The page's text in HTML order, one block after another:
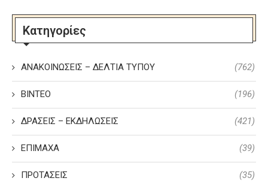
Κατηγορίες
ΑΝΑΚΟΙΝΩΣΕΙΣ – ΔΕΛΤΙΑ ΤΥΠΟΥ (762)
ΒΙΝΤΕΟ (196)
ΔΡΑΣΕΙΣ – ΕΚΔΗΛΩΣΕΙΣ (421)
ΕΠΙΜΑΧΑ (39)
ΠΡΟΤΑΣΕΙΣ (35)